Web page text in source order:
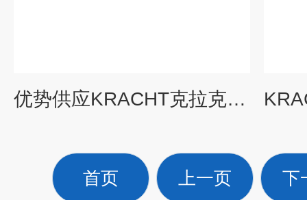
优势供应KRACHT克拉克SPVF25溢流阀
首页 上一页 下